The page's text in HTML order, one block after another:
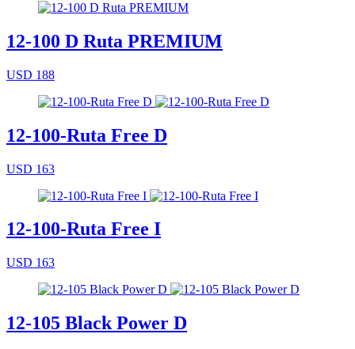
12-100 D Ruta PREMIUM
USD 188
12-100-Ruta Free D
USD 163
12-100-Ruta Free I
USD 163
12-105 Black Power D